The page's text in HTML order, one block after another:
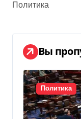
Политика
Вы
Политика